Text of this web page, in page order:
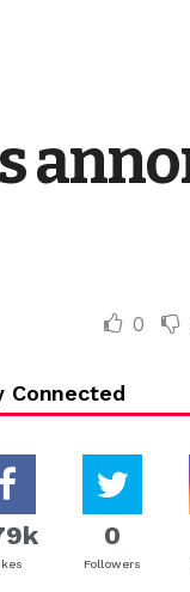
0
Connected
0
Followers